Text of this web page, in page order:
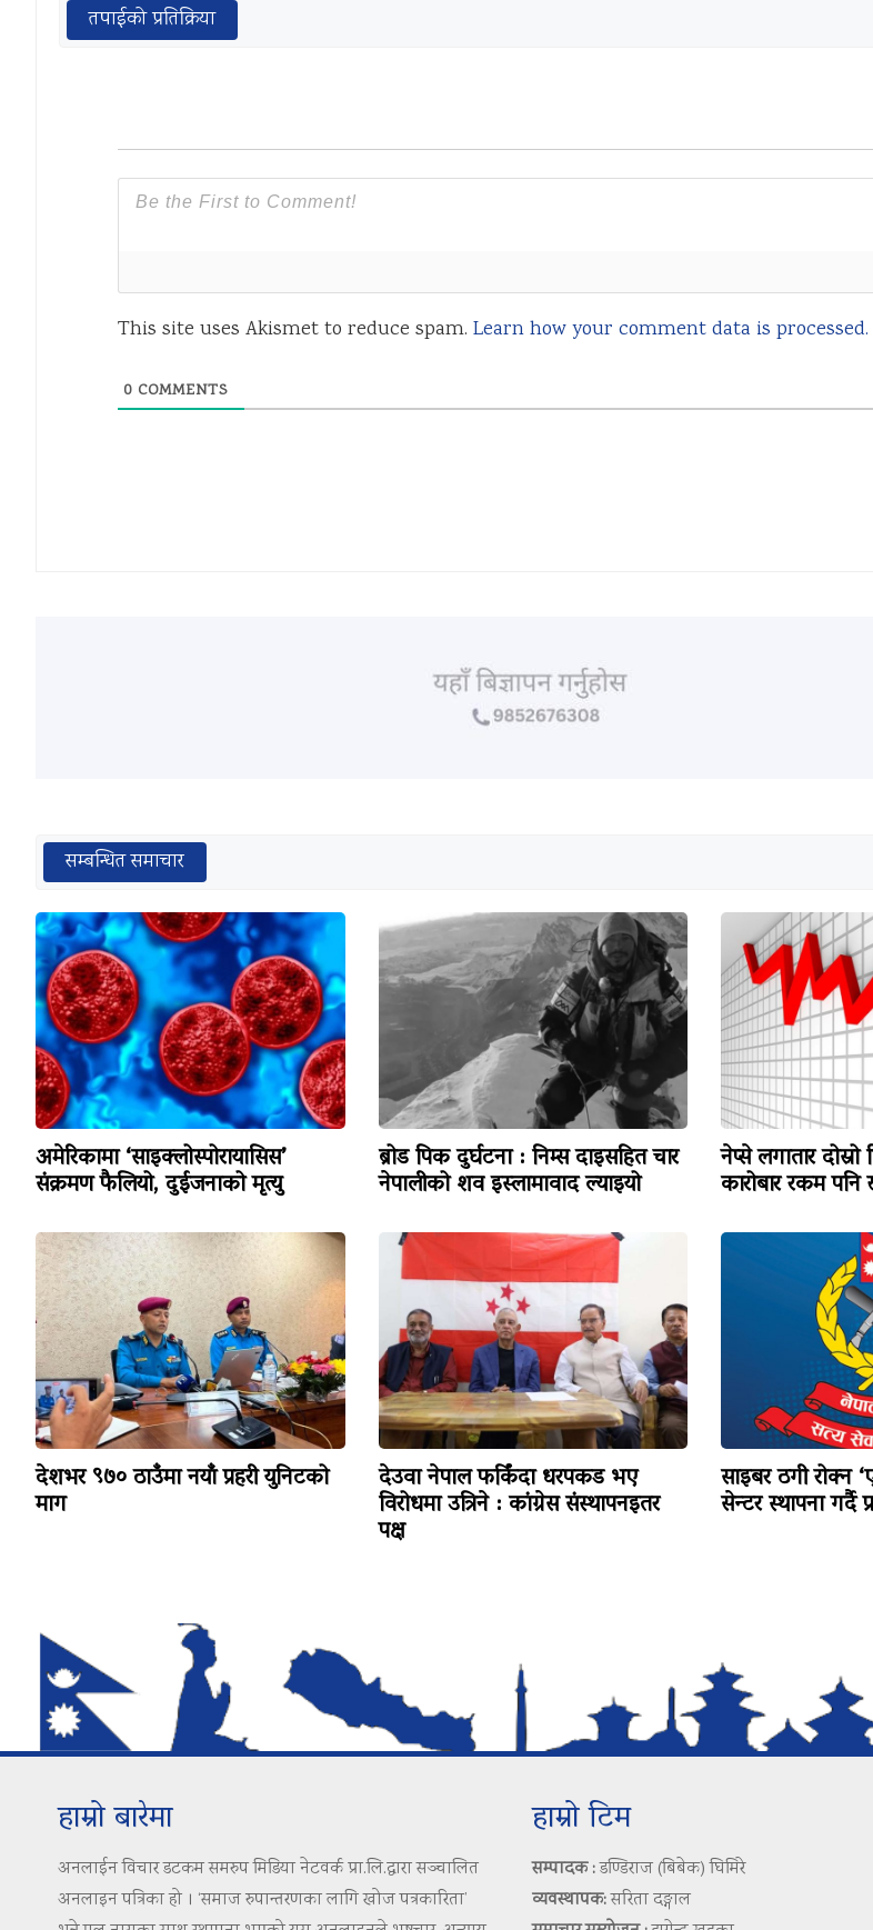
तपाईको प्रतिक्रिया
This site uses Akismet to reduce spam. Learn how your comment data is processed.
0 COMMENTS
सम्बन्धित समाचार
अमेरिकामा ‘साइक्लोस्पोरायासिस’
संक्रमण फैलियो, दुईजनाको मृत्यु
ब्रोड पिक दुर्घटना : निम्स दाइसहित चार
नेपालीको शव इस्लामावाद ल्याइयो
नेप्से लगातार
कारोबार रकम पनि
देशभर ९७० ठाउँमा नयाँ प्रहरी युनिटको
माग
देउवा नेपाल फर्किंदा धरपकड भए
विरोधमा उत्रिने : कांग्रेस संस्थापनइतर
पक्ष
साइबर ठगी रोक्न
सेन्टर स्थापना गर्दै
हाम्रो बारेमा
अनलाईन विचार डटकम समरुप मिडिया नेटवर्क प्रा.लि.द्वारा सञ्चालित
अनलाइन पत्रिका हो । ‘समाज रुपान्तरणका लागि खोज पत्रकारिता’
हाम्रो टिम
सम्पादक :डण्डिराज (बिबेक) घिमिरे
व्यवस्थापक:सरिता दङ्गाल